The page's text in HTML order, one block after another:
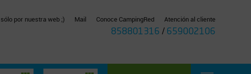
por nuestra web ;) Mail
Conoce CampingRed
858801316 / 659002106
Atención al cliente